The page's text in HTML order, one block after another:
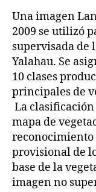
Una imagen
2009 se utilizó
supervisada de
Yalahau. Se
10 clases
principales de
La
mapa de
reconocimiento
provisional de
base de la
imagen no